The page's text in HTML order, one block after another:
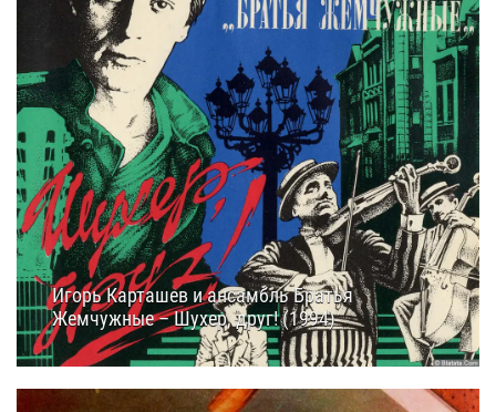
Игорь Карташев и ансамбль Братья
Жемчужные – Шухер, друг! (1994)
12.02.2025 12:05